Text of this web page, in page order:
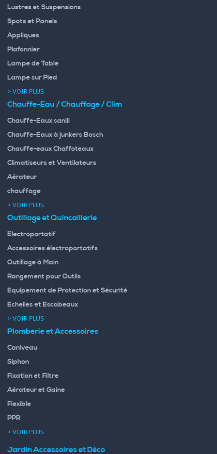
Lustres et Suspensions
Spots et Panels
Appliques
Plafonnier
Lampe de Table
Lampe sur Pied
> VOIR PLUS
Chauffe-Eau / Chauffage / Clim
Chauffe-Eaux sanili
Chauffe-Eaux à junkers Bosch
Chauffe-eaux Chaffoteaux
Climatiseurs et Ventilateurs
Aérateur
chauffage
> VOIR PLUS
Outillage et Quincaillerie
Electroportatif
Accessoires électroportatifs
Outillage à Main
Rangement pour Outils
Equipement de Protection et Sécurité
Echelles et Escabeaux
> VOIR PLUS
Plomberie et Accessoires
Caniveau
Siphon
Fixation et Filtre
Aérateur et Gaine
Flexible
PPR
> VOIR PLUS
Jardin Accessoires et Déco